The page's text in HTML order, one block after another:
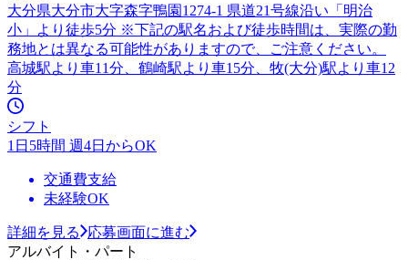
大分県大分市大字森字鴨園1274-1 県道21号線沿い「明治
小」より徒歩5分 ※下記の駅名および徒歩時間は、実際の勤
務地とは異なる可能性がありますので、ご注意ください。
高城駅より車11分、鶴崎駅より車15分、牧(大分)駅より車12
分
シフト
1日5時間 週4日からOK
交通費支給
未経験OK
詳細を見る
応募画面に進む
アルバイト・パート